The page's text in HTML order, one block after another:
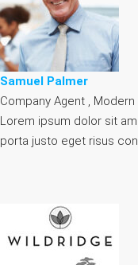
Samuel Palmer
Company Agent ,
Lorem ipsum dolor sit
porta justo eget risus